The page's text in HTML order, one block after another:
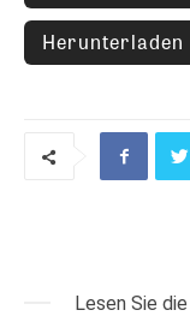
Herunterladen
Lesen Sie